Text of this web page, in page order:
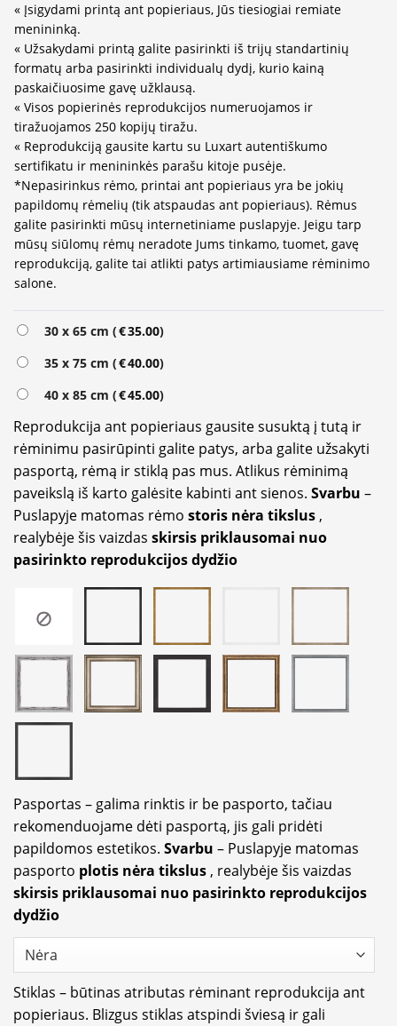
« Įsigydami printą ant popieriaus, Jūs tiesiogiai remiate
menininką.
« Užsakydami printą galite pasirinkti iš trijų standartinių
formatų arba pasirinkti individualų dydį, kurio kainą
paskaičiuosime gavę užklausą.
« Visos popierinės reprodukcijos numeruojamos ir
tiražuojamos 250 kopijų tiražu.
« Reprodukciją gausite kartu su Luxart autentiškumo
sertifikatu ir menininkės parašu kitoje pusėje.
*Nepasirinkus rėmo, printai ant popieriaus yra be jokių
papildomų rėmelių (tik atspaudas ant popieriaus). Rėmus
galite pasirinkti mūsų internetiniame puslapyje. Jeigu tarp
mūsų siūlomų rėmų neradote Jums tinkamo, tuomet, gavę
reprodukciją, galite tai atlikti patys artimiausiame rėminimo
salone.
30 x 65 cm (€35.00)
35 x 75 cm (€40.00)
40 x 85 cm (€45.00)
Reprodukcija ant popieriaus gausite susuktą į tutą ir
rėminimu pasirūpinti galite patys, arba galite užsakyti
pasportą, rėmą ir stiklą pas mus. Atlikus rėminimą
paveikslą iš karto galėsite kabinti ant sienos. Svarbu –
Puslapyje matomas rėmo storis nėra tikslus ,
realybėje šis vaizdas skirsis priklausomai nuo
pasirinkto reprodukcijos dydžio
Pasportas – galima rinktis ir be pasporto, tačiau
rekomenduojame dėti pasportą, jis gali pridėti
papildomos estetikos. Svarbu – Puslapyje matomas
pasporto plotis nėra tikslus , realybėje šis vaizdas
skirsis priklausomai nuo pasirinkto reprodukcijos
dydžio
Stiklas – būtinas atributas rėminant reprodukcija ant
popieriaus. Blizgus stiklas atspindi šviesą ir gali
Alternative: